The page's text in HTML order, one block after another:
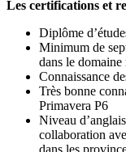
Les certifications et
Diplôme
Minimum de
dans le
Connaissance
Très bonne
Primavera P6
Niveau
collaboration